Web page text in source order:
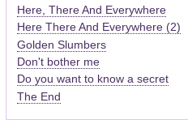
Here, There And Everywhere
Here There And Everywhere (2)
Golden Slumbers
Don't bother me
Do you want to know a secret
The End